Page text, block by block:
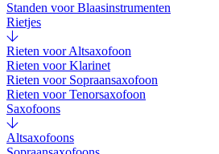
Standen voor Blaasinstrumenten
Rietjes
Rieten voor Altsaxofoon
Rieten voor Klarinet
Rieten voor Sopraansaxofoon
Rieten voor Tenorsaxofoon
Saxofoons
Altsaxofoons